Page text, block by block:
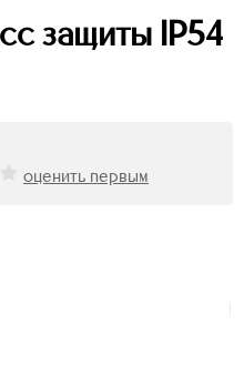
защиты IP54
оценить первым